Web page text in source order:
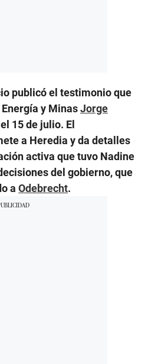
publicó el testimonio que
y MinasJorge
15 de julio. El
a Heredia y da detalles
activa que tuvo Nadine
del gobierno, que
a Odebrecht.